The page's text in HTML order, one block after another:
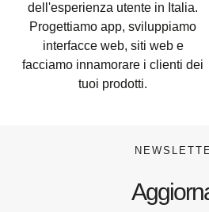
dell'esperienza utente in Italia.
Progettiamo app, sviluppiamo
interfacce web, siti web e
facciamo innamorare i clienti dei
tuoi prodotti.